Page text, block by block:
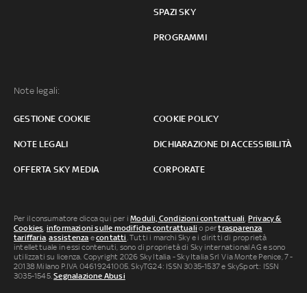
SPAZI SKY
PROGRAMMI
Note legali:
GESTIONE COOKIE COOKIE POLICY
NOTE LEGALI DICHIARAZIONE DI ACCESSIBILITÀ
OFFERTA SKY MEDIA CORPORATE
Per il consumatore clicca qui per iModuli, Condizioni contrattuali, Privacy &
Cookies, informazioni sulle modifiche contrattuali o pertrasparenza
tariffaria,assistenza econtatti. Tutti i marchi Sky e i diritti di proprietà
intellettuale in essi contenuti, sono di proprietà di Sky international AG e sono
utilizzati su licenza. Copyright 2026 Sky Italia - Sky Italia Srl Via Monte Penice, 7 -
20138 Milano P.IVA 04619241005. SkyTG24: ISSN 3035-1537 e SkySport: ISSN
3035-1545.Segnalazione Abusi